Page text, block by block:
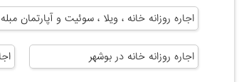
اجاره روزانه خانه ، ویلا ، سوئیت و آپارتمان
اجاره روزانه خانه در بوشهر